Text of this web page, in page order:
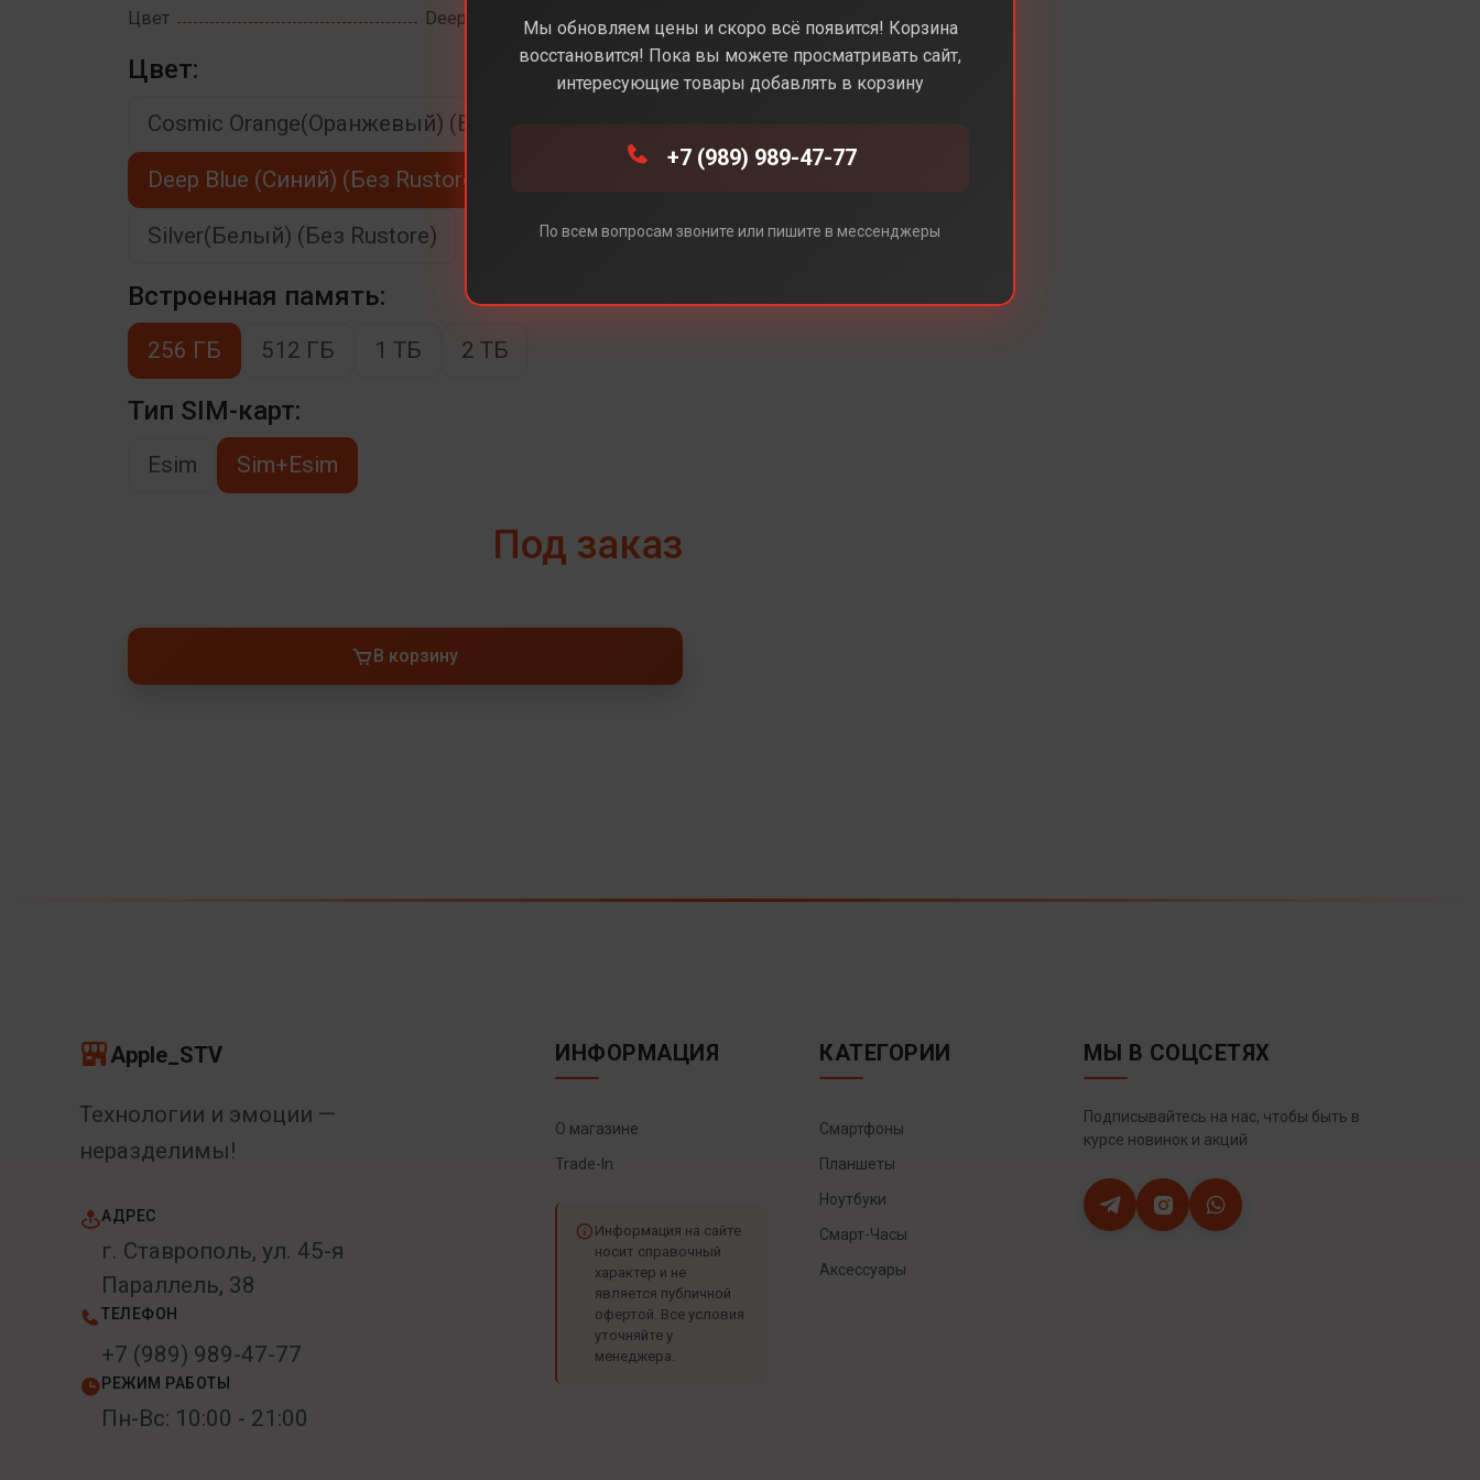
Цвет Deep Blue (Синий) (Без Rustore)
Цвет:
Cosmic Orange(Оранжевый) (Без Rustore)
Deep Blue (Синий) (Без Rustore)
Silver(Белый) (Без Rustore)
Встроенная память:
256 ГБ 512 ГБ 1 ТБ 2 ТБ
Тип SIM-карт:
Esim Sim+Esim
Под заказ
В корзину
Apple_STV
Технологии и эмоции —
неразделимы!
АДРЕС
г. Ставрополь, ул. 45-я
Параллель, 38
ТЕЛЕФОН
+7 (989) 989-47-77
РЕЖИМ РАБОТЫ
Пн-Вс: 10:00 - 21:00
ИНФОРМАЦИЯ
О магазине
Trade-In
Информация на сайте
носит справочный
характер и не
является публичной
офертой. Все условия
уточняйте у
менеджера.
КАТЕГОРИИ
Смартфоны
Планшеты
Ноутбуки
Смарт-Часы
Аксессуары
МЫ В СОЦСЕТЯХ
Подписывайтесь на нас, чтобы быть в
курсе новинок и акций
Мы обновляем цены и скоро всё появится! Корзина
восстановится! Пока вы можете просматривать сайт,
интересующие товары добавлять в корзину
+7 (989) 989-47-77
По всем вопросам звоните или пишите в мессенджеры